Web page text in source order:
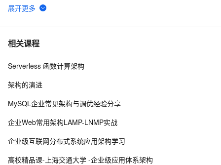
6
Silverlight 结合ArcGis 在地图画面上显示名称+ 点选图层
7 ArcGIS：如何对要素类进行查询要素属性、更改符号、
8 ArcGIS 栅格数据已加载后的获取
10[ ArcGIS Server技术版]如何得到本机上的所有的REST服
相关课程
Serverless 函数计算架构
架构的演进
MySQL企业常见架构与调优经验分享
企业Web常用架构LAMP-LNMP实战
企业级互联网分布式系统应用架构学习
高校精品课-上海交通大学 -企业级应用体系架构